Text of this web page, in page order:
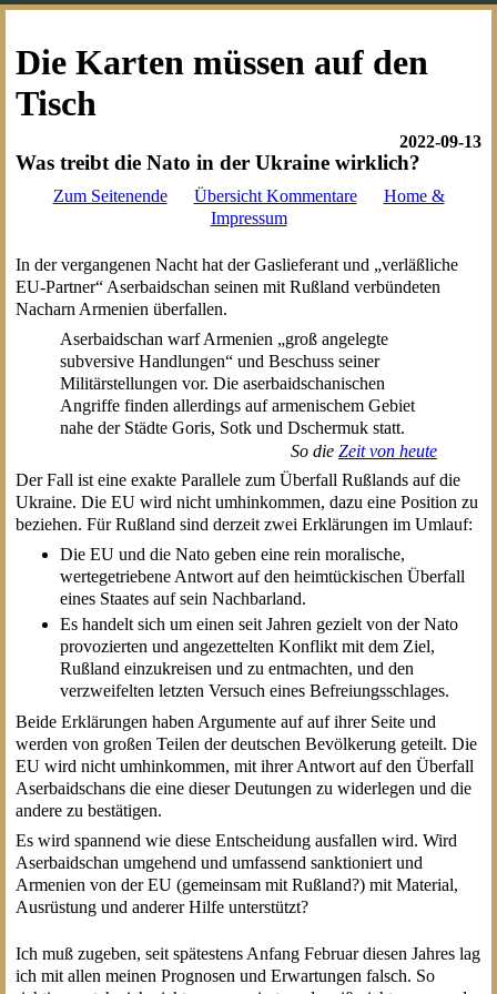
Die Karten müssen auf den
Tisch
2022-09-13
Was treibt die Nato in der Ukraine wirklich?
Zum Seitenende Übersicht Kommentare
Home &
Impressum
In der vergangenen Nacht hat der Gaslieferant und „verläßliche
EU-Partner“ Aserbaidschan seinen mit Rußland verbündeten
Nacharn Armenien überfallen.
Aserbaidschan warf Armenien „groß angelegte
subversive Handlungen“ und Beschuss seiner
Militärstellungen vor. Die aserbaidschanischen
Angriffe finden allerdings auf armenischem Gebiet
nahe der Städte Goris, Sotk und Dschermuk statt.
So dieZeit von heute
Der Fall ist eine exakte Parallele zum Überfall Rußlands auf die
Ukraine. Die EU wird nicht umhinkommen, dazu eine Position zu
beziehen. Für Rußland sind derzeit zwei Erklärungen im Umlauf:
Die EU und die Nato geben eine rein moralische,
wertegetriebene Antwort auf den heimtückischen Überfall
eines Staates auf sein Nachbarland.
Es handelt sich um einen seit Jahren gezielt von der Nato
provozierten und angezettelten Konflikt mit dem Ziel,
Rußland einzukreisen und zu entmachten, und den
verzweifelten letzten Versuch eines Befreiungsschlages.
Beide Erklärungen haben Argumente auf auf ihrer Seite und
werden von großen Teilen der deutschen Bevölkerung geteilt. Die
EU wird nicht umhinkommen, mit ihrer Antwort auf den Überfall
Aserbaidschans die eine dieser Deutungen zu widerlegen und die
andere zu bestätigen.
Es wird spannend wie diese Entscheidung ausfallen wird. Wird
Aserbaidschan umgehend und umfassend sanktioniert und
Armenien von der EU (gemeinsam mit Rußland?) mit Material,
Ausrüstung und anderer Hilfe unterstützt?
Ich muß zugeben, seit spätestens Anfang Februar diesen Jahres lag
ich mit allen meinen Prognosen und Erwartungen falsch. So